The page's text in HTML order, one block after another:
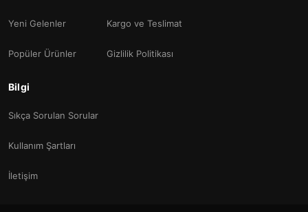
Yeni Gelenler
Popüler Ürünler
Kargo ve Teslimat
Gizlilik Politikası
Bilgi
Sıkça Sorulan Sorular
Kullanım Şartları
İletişim